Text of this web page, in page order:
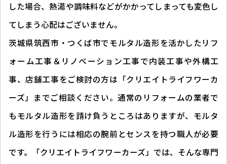
した場合、熱湯や調味料などがかかってしまっても変色し
てしまう心配はございません。
茨城県筑西市・つくば市でモルタル造形を活かしたリフ
ォーム工事＆リノベーション工事で内装工事や外構工
事、店舗工事をご検討の方は「クリエイトライフワーカ
ーズ」までご相談ください。通常のリフォームの業者で
もモルタル造形を請け負うところはありますが、モルタ
ル造形を行うには相応の腕前とセンスを持つ職人が必要
です。「クリエイトライフワーカーズ」では、そんな専門